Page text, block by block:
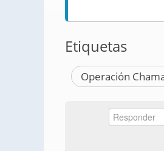
Etiquetas
Operación